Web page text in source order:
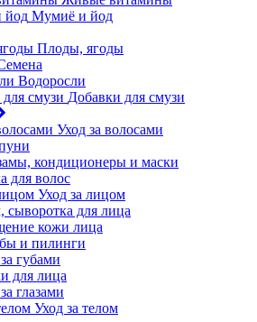
Мумиё и йод
Плоды, ягоды
Водоросли
Добавки для смузи
Уход за волосами
кондиционеры и маски
для волос
Уход за лицом
сыворотка для лица
кожи лица
и пилинги
губами
для лица
глазами
Уход за телом